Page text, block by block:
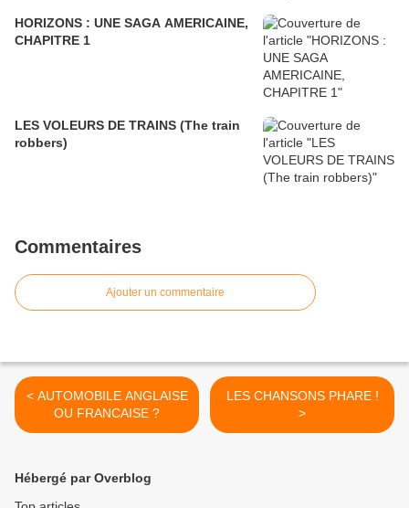
HORIZONS : UNE SAGA AMERICAINE,
CHAPITRE 1
LES VOLEURS DE TRAINS (The train
robbers)
Commentaires
Ajouter un commentaire
< AUTOMOBILE ANGLAISE
OU FRANCAISE ?
LES CHANSONS PHARE !
>
Hébergé par Overblog